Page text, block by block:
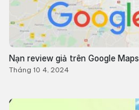
Nạn review giả trên Google Maps
Tháng 10 4, 2024